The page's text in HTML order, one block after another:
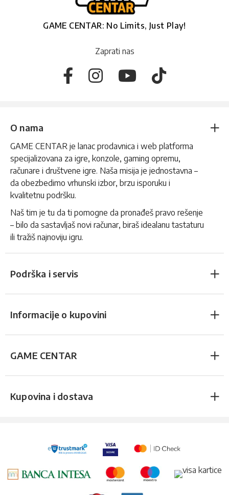
GAME CENTAR: No Limits, Just Play!
Zaprati nas
O nama
GAME CENTAR je lanac prodavnica i web platforma
specijalizovana za igre, konzole, gaming opremu,
računare i društvene igre. Naša misija je jednostavna –
da obezbedimo vrhunski izbor, brzu isporuku i
kvalitetnu podršku.
Naš tim je tu da ti pomogne da pronađeš pravo rešenje
– bilo da sastavljaš novi računar, biraš idealanu tastaturu
ili tražiš najnoviju igru.
Podrška i servis
Informacije o kupovini
GAME CENTAR
Kupovina i dostava